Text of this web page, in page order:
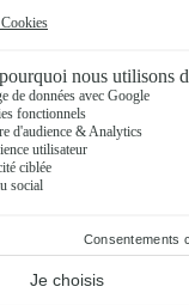
Nos